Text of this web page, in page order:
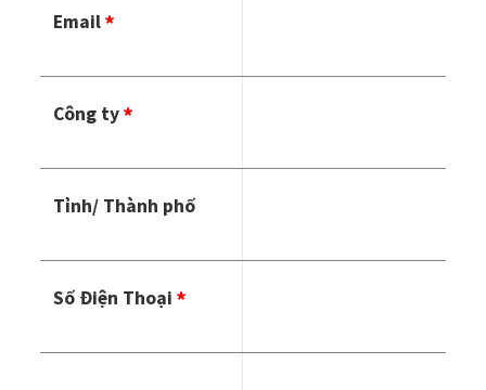
Email
Công ty
Tỉnh/ Thành phố
Số Điện Thoại